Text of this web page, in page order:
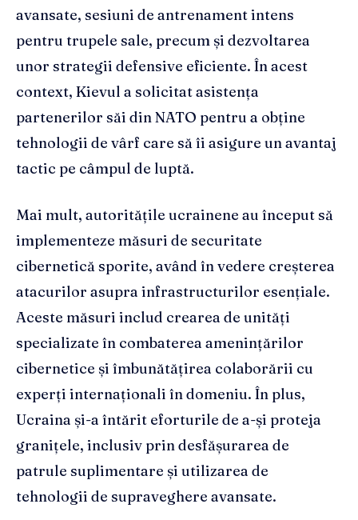
avansate, sesiuni de antrenament intens
pentru trupele sale, precum și dezvoltarea
unor strategii defensive eficiente. În acest
context, Kievul a solicitat asistența
partenerilor săi din NATO pentru a obține
tehnologii de vârf care să îi asigure un avantaj
tactic pe câmpul de luptă.
Mai mult, autoritățile ucrainene au început să
implementeze măsuri de securitate
cibernetică sporite, având în vedere creșterea
atacurilor asupra infrastructurilor esențiale.
Aceste măsuri includ crearea de unități
specializate în combaterea amenințărilor
cibernetice și îmbunătățirea colaborării cu
experți internaționali în domeniu. În plus,
Ucraina și-a întărit eforturile de a-și proteja
granițele, inclusiv prin desfășurarea de
patrule suplimentare și utilizarea de
tehnologii de supraveghere avansate.